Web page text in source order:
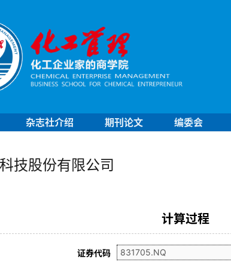
杂志社介绍 期刊论文 编委会
技股份有限公司
计算过程
证券代码